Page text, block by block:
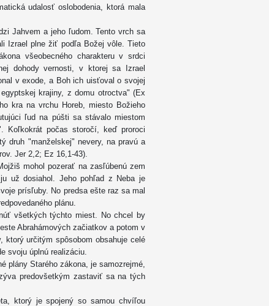
udalosť oslobodenia, ktorá mala
Jahvem a jeho ľudom. Tento vrch sa
Izrael plne žiť podľa Božej vôle. Tieto
všeobecného charakteru v srdci
dohody vernosti, v ktorej sa Izrael
v exode, a Boh ich uisťoval o svojej
krajiny, z domu otroctva" (Ex
kra na vrchu Horeb, miesto Božieho
ľud na púšti sa stávalo miestom
Koľkokrát počas storočí, keď proroci
druh "manželskej" nevery, na pravú a
Jer 2,2; Ez 16,1-43).
mohol pozerať na zasľúbenú zem
už dosiahol. Jeho pohľad z Neba je
prísľuby. No predsa ešte raz sa mal
plánu.
všetkých týchto miest. No chcel by
Abrahámových začiatkov a potom v
určitým spôsobom obsahuje celé
svoju úplnú realizáciu.
plány Starého zákona, je samozrejmé,
predovšetkým zastaviť sa na tých
ktorý je spojený so samou chvíľou